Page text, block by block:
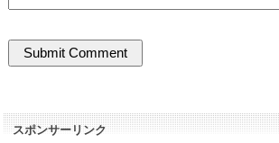
スポンサーリンク